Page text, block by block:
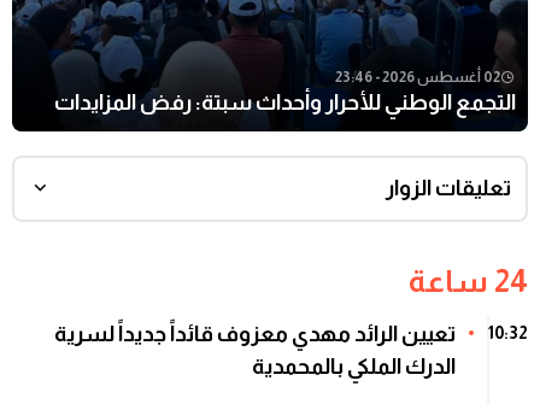
02 أغسطس 2026 - 23:46
التجمع الوطني للأحرار وأحداث سبتة: رفض المزايدات
تعليقات الزوار
24 ساعة
10:32
تعيين الرائد مهدي معزوف قائداً جديداً لسرية
الدرك الملكي بالمحمدية